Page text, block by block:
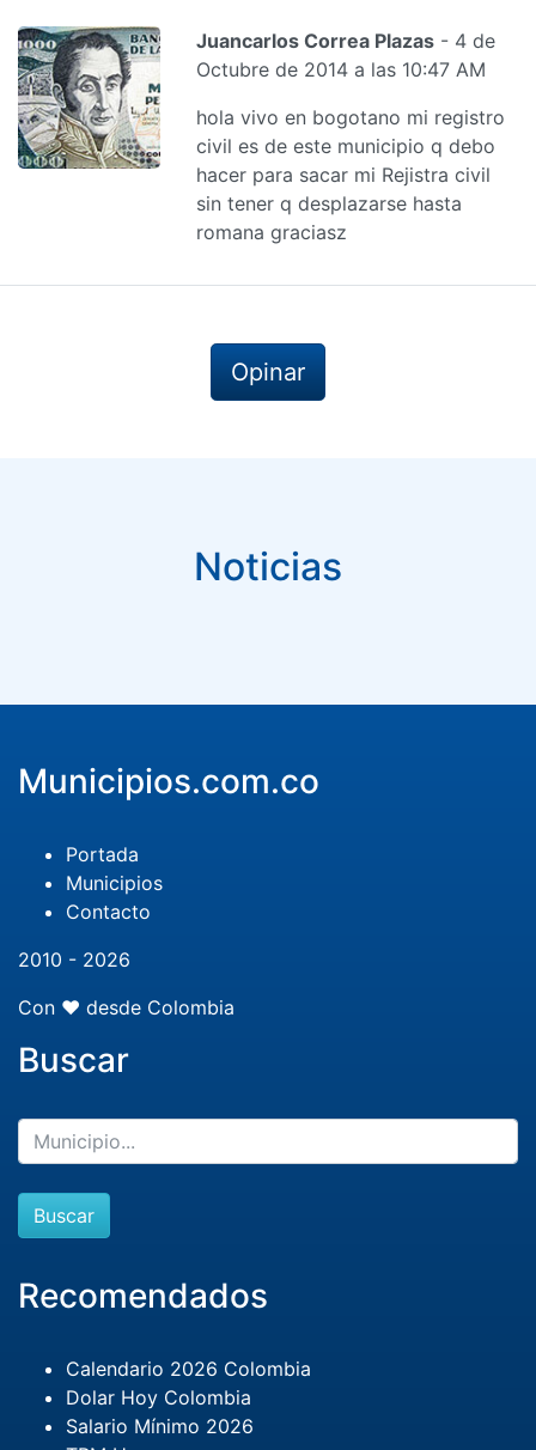
Juancarlos Correa Plazas - 4 de
Octubre de 2014 a las 10:47 AM
hola vivo en bogotano mi registro
civil es de este municipio q debo
hacer para sacar mi Rejistra civil
sin tener q desplazarse hasta
romana graciasz
Opinar
Noticias
Municipios.com.co
Portada
Municipios
Contacto
2010 - 2026
Con ❤️ desde Colombia
Buscar
Buscar
Recomendados
Calendario 2026 Colombia
Dolar Hoy Colombia
Salario Mínimo 2026